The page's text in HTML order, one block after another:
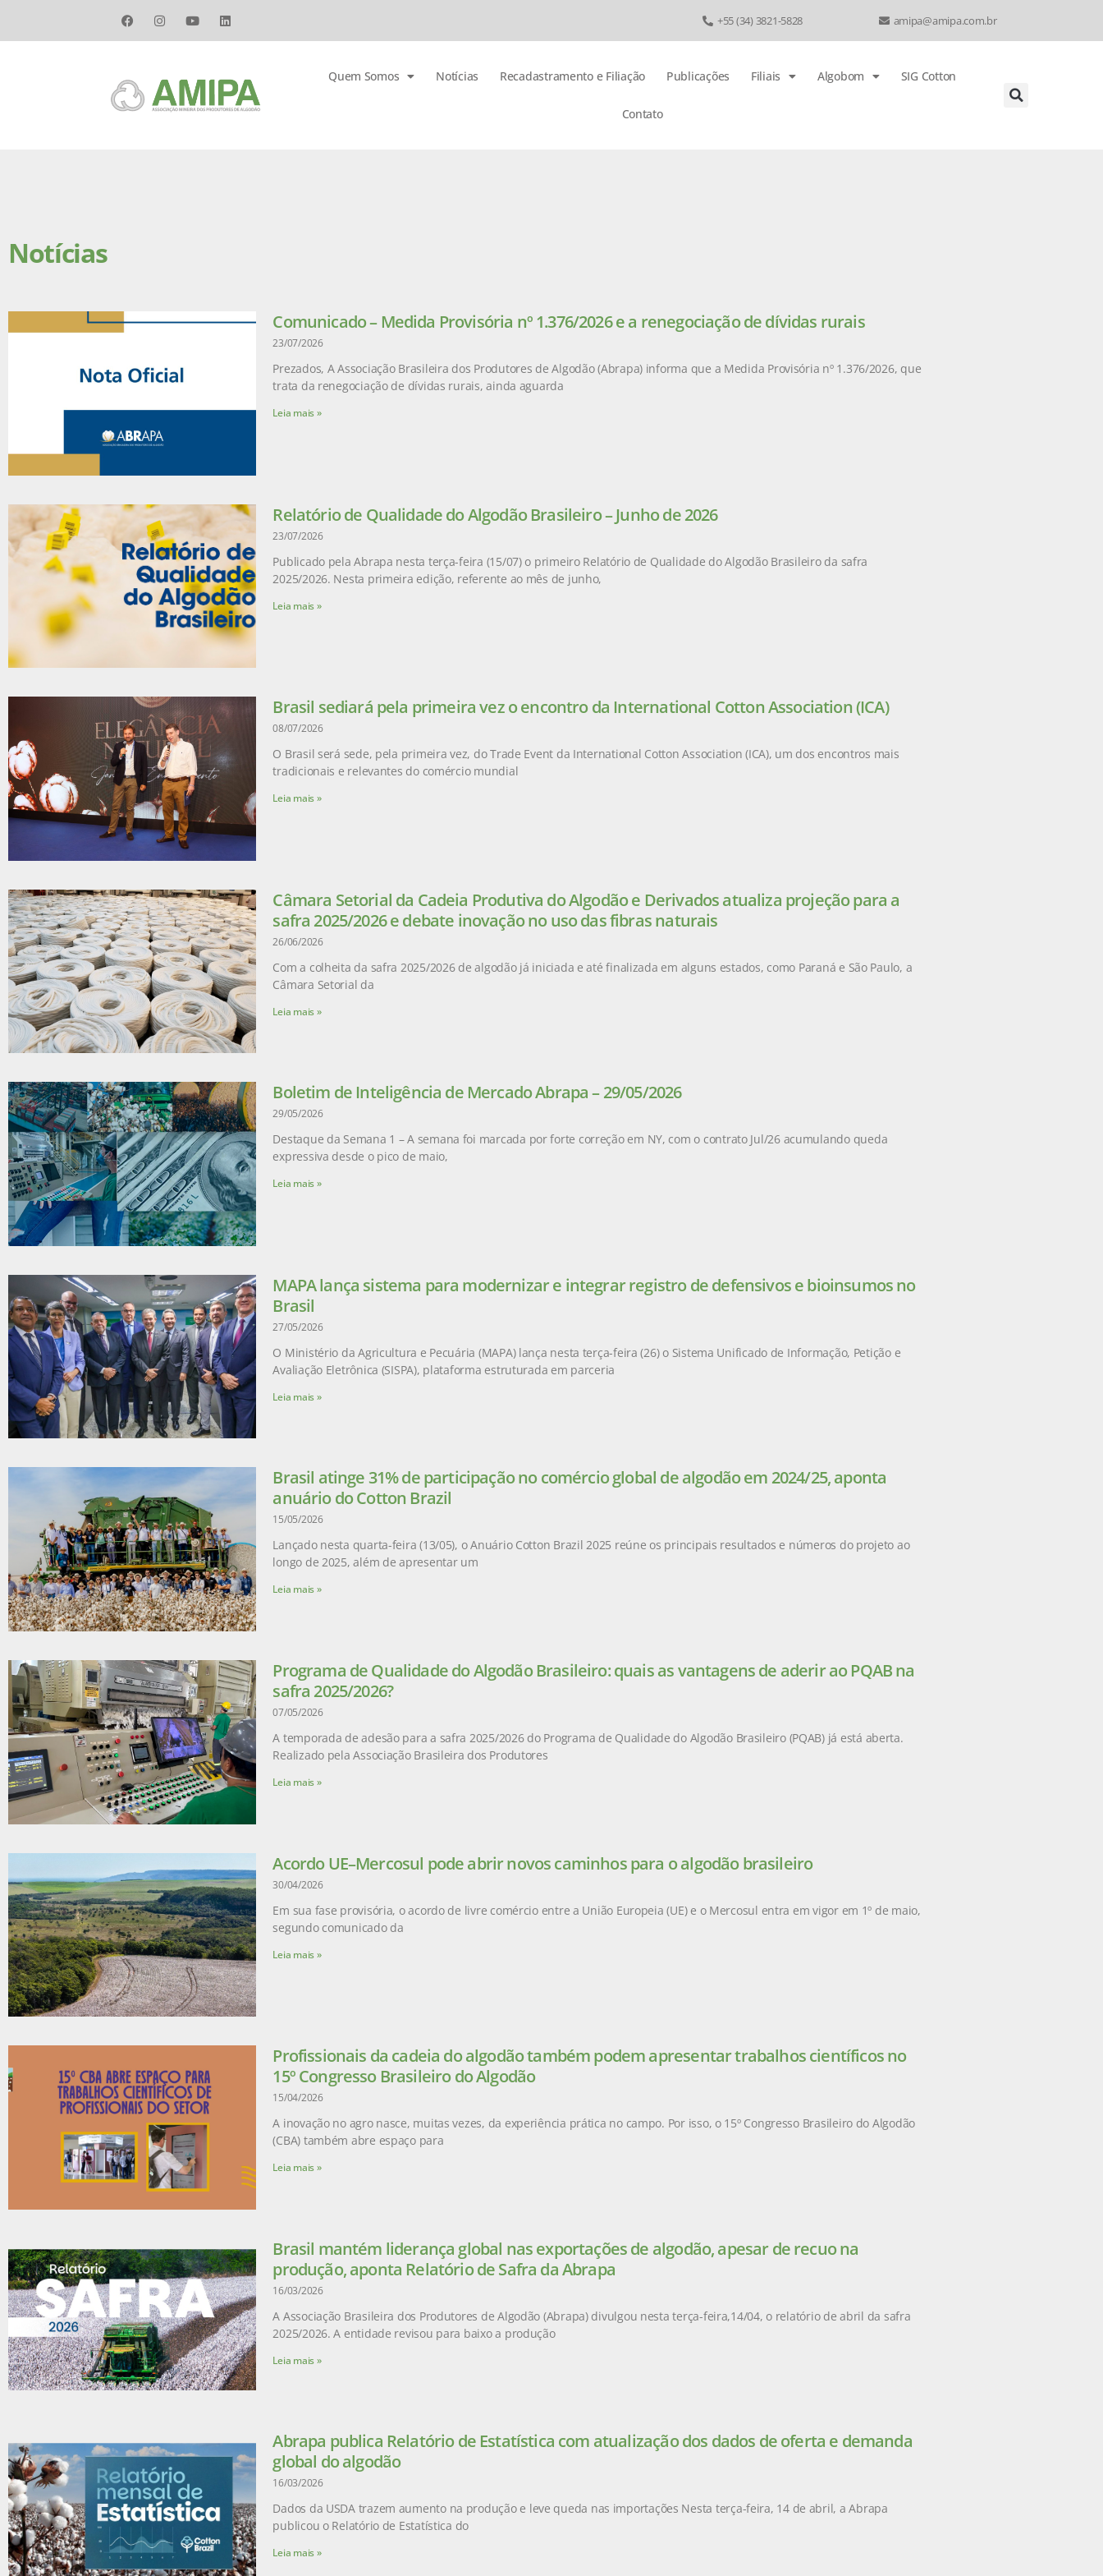
+55 (34) 3821-5828 amipa@amipa.com.br
Quem Somos Notícias Recadastramento e Filiação Publicações Filiais Algobom SIG Cotton
Contato
Notícias
Comunicado – Medida Provisória nº 1.376/2026 e a renegociação de dívidas rurais
23/07/2026
Prezados, A Associação Brasileira dos Produtores de Algodão (Abrapa) informa que a Medida Provisória nº 1.376/2026, que
trata da renegociação de dívidas rurais, ainda aguarda
Leia mais »
Relatório de Qualidade do Algodão Brasileiro – Junho de 2026
23/07/2026
Publicado pela Abrapa nesta terça-feira (15/07) o primeiro Relatório de Qualidade do Algodão Brasileiro da safra
2025/2026. Nesta primeira edição, referente ao mês de junho,
Leia mais »
Brasil sediará pela primeira vez o encontro da International Cotton Association (ICA)
08/07/2026
O Brasil será sede, pela primeira vez, do Trade Event da International Cotton Association (ICA), um dos encontros mais
tradicionais e relevantes do comércio mundial
Leia mais »
Câmara Setorial da Cadeia Produtiva do Algodão e Derivados atualiza projeção para a
safra 2025/2026 e debate inovação no uso das fibras naturais
26/06/2026
Com a colheita da safra 2025/2026 de algodão já iniciada e até finalizada em alguns estados, como Paraná e São Paulo, a
Câmara Setorial da
Leia mais »
Boletim de Inteligência de Mercado Abrapa – 29/05/2026
29/05/2026
Destaque da Semana 1 – A semana foi marcada por forte correção em NY, com o contrato Jul/26 acumulando queda
expressiva desde o pico de maio,
Leia mais »
MAPA lança sistema para modernizar e integrar registro de defensivos e bioinsumos no
Brasil
27/05/2026
O Ministério da Agricultura e Pecuária (MAPA) lança nesta terça-feira (26) o Sistema Unificado de Informação, Petição e
Avaliação Eletrônica (SISPA), plataforma estruturada em parceria
Leia mais »
Brasil atinge 31% de participação no comércio global de algodão em 2024/25, aponta
anuário do Cotton Brazil
15/05/2026
Lançado nesta quarta-feira (13/05), o Anuário Cotton Brazil 2025 reúne os principais resultados e números do projeto ao
longo de 2025, além de apresentar um
Leia mais »
Programa de Qualidade do Algodão Brasileiro: quais as vantagens de aderir ao PQAB na
safra 2025/2026?
07/05/2026
A temporada de adesão para a safra 2025/2026 do Programa de Qualidade do Algodão Brasileiro (PQAB) já está aberta.
Realizado pela Associação Brasileira dos Produtores
Leia mais »
Acordo UE–Mercosul pode abrir novos caminhos para o algodão brasileiro
30/04/2026
Em sua fase provisória, o acordo de livre comércio entre a União Europeia (UE) e o Mercosul entra em vigor em 1º de maio,
segundo comunicado da
Leia mais »
Profissionais da cadeia do algodão também podem apresentar trabalhos científicos no
15º Congresso Brasileiro do Algodão
15/04/2026
A inovação no agro nasce, muitas vezes, da experiência prática no campo. Por isso, o 15º Congresso Brasileiro do Algodão
(CBA) também abre espaço para
Leia mais »
Brasil mantém liderança global nas exportações de algodão, apesar de recuo na
produção, aponta Relatório de Safra da Abrapa
16/03/2026
A Associação Brasileira dos Produtores de Algodão (Abrapa) divulgou nesta terça-feira,14/04, o relatório de abril da safra
2025/2026. A entidade revisou para baixo a produção
Leia mais »
Abrapa publica Relatório de Estatística com atualização dos dados de oferta e demanda
global do algodão
16/03/2026
Dados da USDA trazem aumento na produção e leve queda nas importações Nesta terça-feira, 14 de abril, a Abrapa
publicou o Relatório de Estatística do
Leia mais »